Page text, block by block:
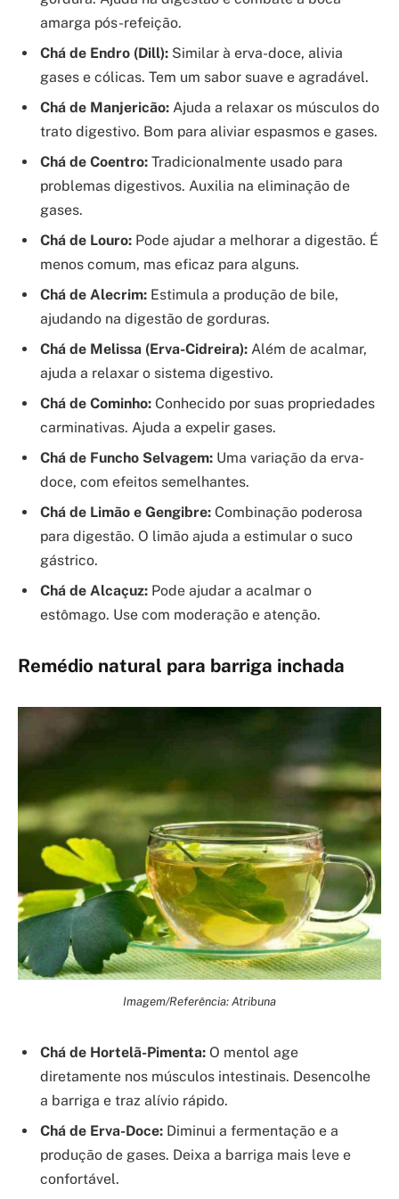
amarga pós-refeição.
Chá de Endro (Dill): Similar à erva-doce, alivia
gases e cólicas. Tem um sabor suave e agradável.
Chá de Manjericão: Ajuda a relaxar os músculos do
trato digestivo. Bom para aliviar espasmos e gases.
Chá de Coentro: Tradicionalmente usado para
problemas digestivos. Auxilia na eliminação de
gases.
Chá de Louro: Pode ajudar a melhorar a digestão. É
menos comum, mas eficaz para alguns.
Chá de Alecrim: Estimula a produção de bile,
ajudando na digestão de gorduras.
Chá de Melissa (Erva-Cidreira): Além de acalmar,
ajuda a relaxar o sistema digestivo.
Chá de Cominho: Conhecido por suas propriedades
carminativas. Ajuda a expelir gases.
Chá de Funcho Selvagem: Uma variação da erva-
doce, com efeitos semelhantes.
Chá de Limão e Gengibre: Combinação poderosa
para digestão. O limão ajuda a estimular o suco
gástrico.
Chá de Alcaçuz: Pode ajudar a acalmar o
estômago. Use com moderação e atenção.
Remédio natural para barriga inchada
Imagem/Referência: Atribuna
Chá de Hortelã-Pimenta: O mentol age
diretamente nos músculos intestinais. Desencolhe
a barriga e traz alívio rápido.
Chá de Erva-Doce: Diminui a fermentação e a
produção de gases. Deixa a barriga mais leve e
confortável.